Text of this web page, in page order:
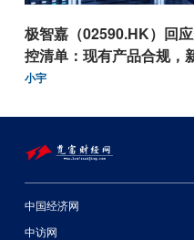
极智嘉（02590.HK）回
控清单：现有产品合规，
小宇
中国经济网
中访网